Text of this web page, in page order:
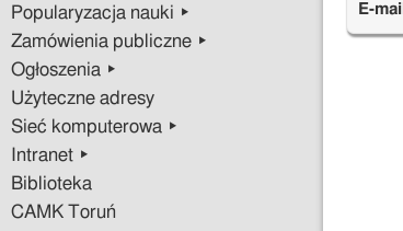
Popularyzacja nauki ▸
Zamówienia publiczne ▸
Ogłoszenia ▸
Użyteczne adresy
Sieć komputerowa ▸
Intranet ▸
Biblioteka
CAMK Toruń
E-